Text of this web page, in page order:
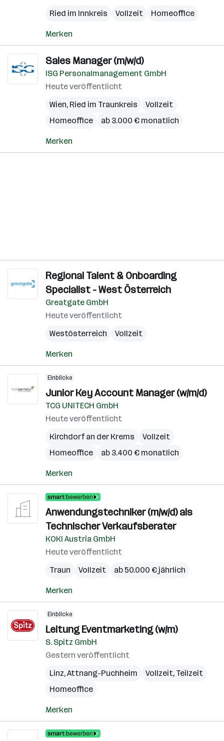
Ried im Innkreis Vollzeit Homeoffice
Merken
Sales Manager (m/w/d)
ISG Personalmanagement GmbH
Heute veröffentlicht
Wien, Ried im Traunkreis
Vollzeit
Homeoffice
ab 3.000 € monatlich
Merken
Regional Talent & Onboarding
Specialist - West Österreich
Greatgate GmbH
Heute veröffentlicht
Westösterreich
Vollzeit
Merken
Einblicke
Junior Key Account Manager (w/m/d)
TCG UNITECH GmbH
Heute veröffentlicht
Kirchdorf an der Krems
Vollzeit
Homeoffice
ab 3.400 € monatlich
Merken
Anwendungstechniker (m/w/d) als
Technischer Verkaufsberater
KOKI Austria GmbH
Heute veröffentlicht
Traun
Vollzeit ab 50.000 € jährlich
Merken
Einblicke
Leitung Eventmarketing (w/m)
S. Spitz GmbH
Gestern veröffentlicht
Linz,Attnang-Puchheim
Vollzeit, Teilzeit
Homeoffice
Merken